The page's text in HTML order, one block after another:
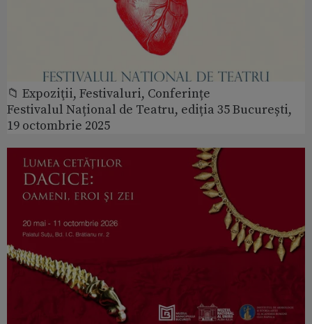
📁 Expoziţii, Festivaluri, Conferințe
Festivalul Național de Teatru, ediția 35 București,
19 octombrie 2025